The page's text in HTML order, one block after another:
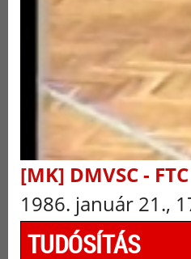
[MK] DMVSC -
1986. január 21.,
TUDÓSÍTÁS